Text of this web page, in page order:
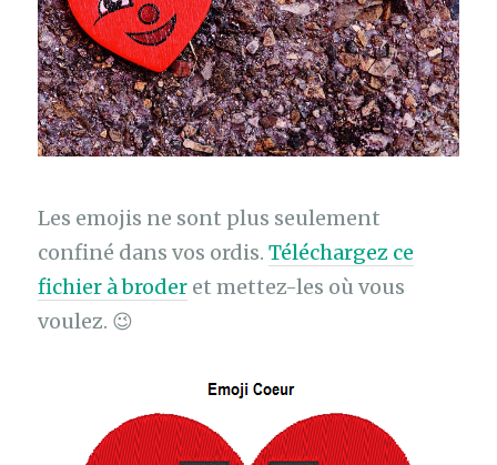
Les emojis ne sont plus seulement
confiné dans vos ordis.Téléchargez ce
fichier à broder et mettez-les où vous
voulez. 😉